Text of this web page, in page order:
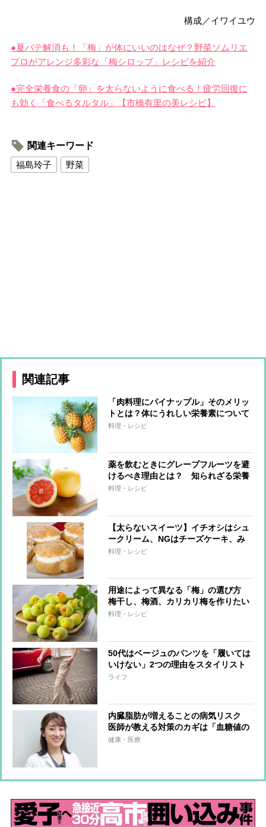
構成／イワイユウ
●夏バテ解消も！「梅」が体にいいのはなぜ？野菜ソムリエ
プロがアレンジ多彩な「梅シロップ」レシピを紹介
●完全栄養食の「卵」を太らないように食べる！疲労回復に
も効く「食べるタルタル」【市橋有里の美レシピ】
関連キーワード
福島玲子
野菜
関連記事
「肉料理にパイナップル」そのメリッ
トとは？体にうれしい栄養素について
野菜ソムリエプロが解説
料理・レシピ
薬を飲むときにグレープフルーツを避
けるべき理由とは？ 知られざる栄養
価やパスタレシピを野菜ソムリエプロ
料理・レシピ
【太らないスイーツ】イチオシはシュ
ークリーム、NGはチーズケーキ、み
たらし団子
料理・レシピ
用途によって異なる「梅」の選び方
梅干し、梅酒、カリカリ梅を作りたい
なら？
料理・レシピ
50代はベージュのパンツを「履いては
いけない」2つの理由をスタイリスト
が解説
ライフ
内臓脂肪が増えることの病気リスク
医師が教える対策のカギは「血糖値の
安定」、食事の3つのコツとは？
健康・医療